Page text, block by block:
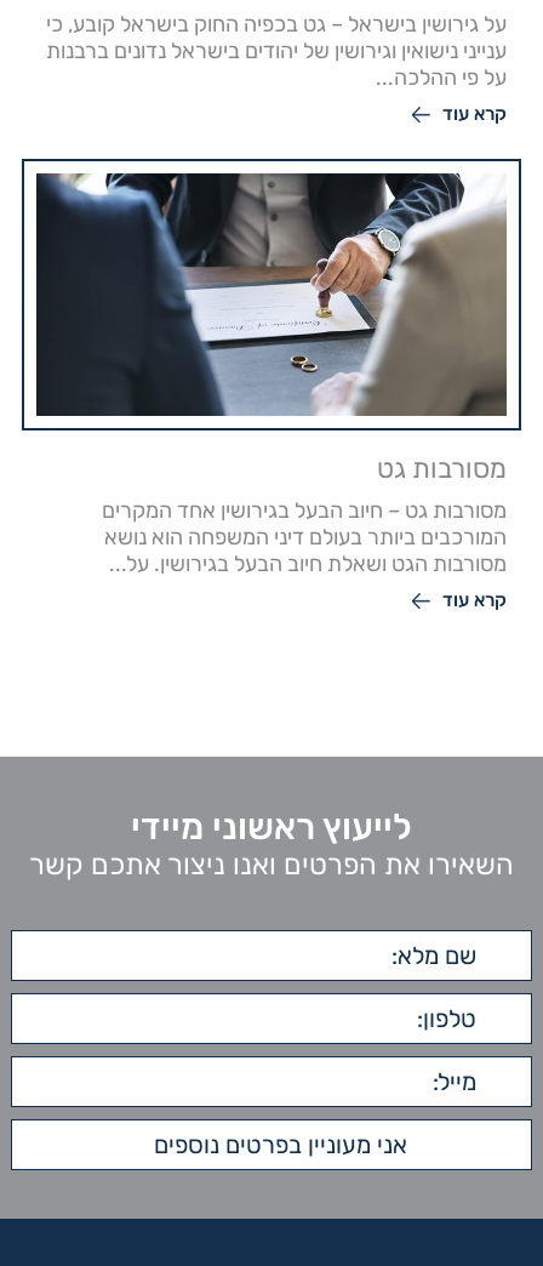
על גירושין בישראל – גט בכפיה החוק בישראל קובע, כי
ענייני נישואין וגירושין של יהודים בישראל נדונים ברבנות
על פי ההלכה...
קרא עוד
מסורבות גט
מסורבות גט – חיוב הבעל בגירושין אחד המקרים
המורכבים ביותר בעולם דיני המשפחה הוא נושא
מסורבות הגט ושאלת חיוב הבעל בגירושין. על...
קרא עוד
לייעוץ ראשוני מיידי
השאירו את הפרטים ואנו ניצור אתכם קשר